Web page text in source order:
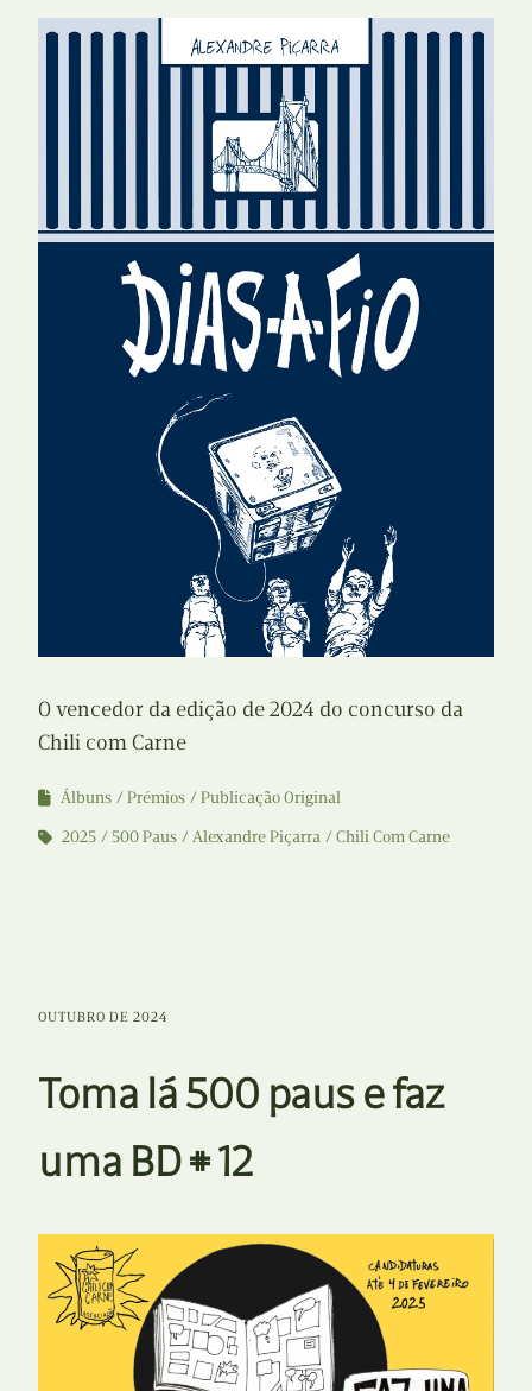
O vencedor da edição de 2024 do concurso da
Chili com Carne
Álbuns Prémios
Publicação Original
2025
500 Paus Alexandre Piçarra Chili Com Carne
OUTUBRO DE 2024
Toma lá 500 paus e faz
uma BD # 12